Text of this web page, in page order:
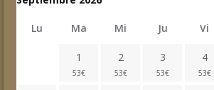
Lu Ma Mi Ju Vi
1
53€
2
53€
3
53€
4
53€